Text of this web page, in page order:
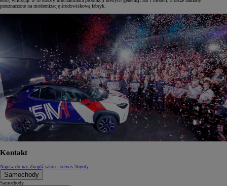
przeznaczone na modernizację środowiskową fabryk.
Kontakt
Napisz do nas Znajdź salon i serwis Toyoty
Samochody
Samochody